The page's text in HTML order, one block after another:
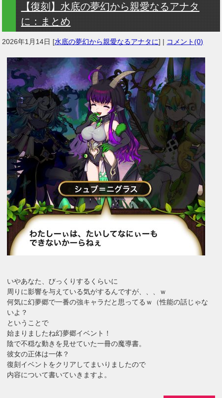
【復刻】水底の夢幻から親愛なるアナタ
に：まとめ
2026年1月14日 [水底の夢幻から親愛なるアナタに] | コメント(0)
いやあなた、びっくりするくらいに
周りに影響を与えている気がするんですが、、、ｗ
何気に幻夢郷で一番の強キャラだと思ってるｗ（性能の話じゃな
いよ？
ということで
始まりましたね幻夢郷イベント！
陰で不穏な動きを見せていた一冊の魔導書。
彼女の正体は一体？
復刻イベントをクリアしてまいりましたので
内容について書いていきますよ。